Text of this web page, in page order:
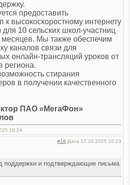
предоставить
к высокоскоростному интернету
10 сельских школ-участниц
месяцев. Мы также обеспечим
каналов связи для
онлайн-трансляций уроков от
региона.
стирания
в получении качественного
ПАО «МегаФон»
10:24
#18 Дата 17.10.2025 10:23
поддержки и подтверждающие письма